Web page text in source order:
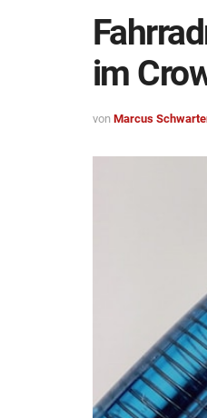
im
von Marcus